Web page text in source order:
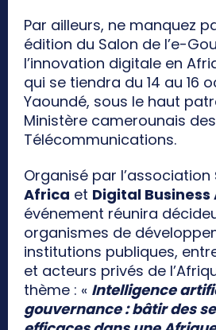
Par ailleurs, ne manquez
édition du Salon de l’e-
l’innovation digitale en
qui se tiendra du 14 au 16
Yaoundé, sous le haut
Ministère camerounais
Télécommunications.
Organisé par l’association
Africa et Digital Business
événement réunira
organismes de
institutions publiques,
et acteurs privés de
thème : « Intelligence
gouvernance : bâtir des